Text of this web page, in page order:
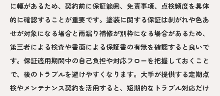
に幅があるため、契約前に保証範囲、免責事項、点検頻度を具体
的に確認することが重要です。塗装に関する保証は剥がれや色あ
せが対象になる場合と雨漏り補修が別枠になる場合があるため、
第三者による検査や書面による保証書の有無を確認すると良いで
す。保証適用期間中の自己負担や対応フローを把握しておくこと
で、後のトラブルを避けやすくなります。大手が提供する定期点
検やメンテナンス契約を活用すると、短期的なトラブル対応だけ